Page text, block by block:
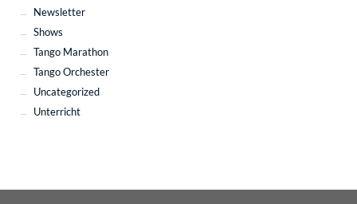
Newsletter
Shows
Tango Marathon
Tango Orchester
Uncategorized
Unterricht